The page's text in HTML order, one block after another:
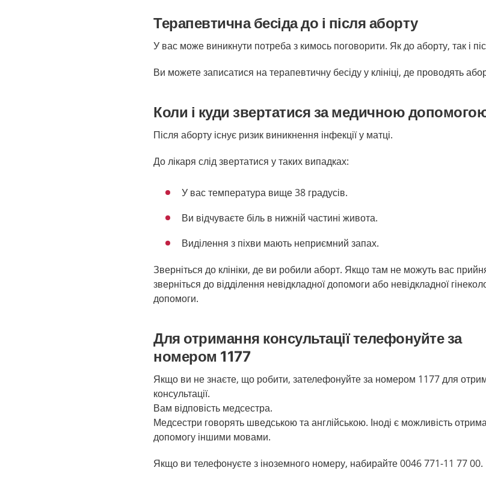
Терапевтична бесіда до і після аборту
У вас може виникнути потреба з кимось поговорити. Як до аборту, так і
Ви можете записатися на терапевтичну бесіду у клініці, де проводять
Коли і куди звертатися за медичною
Після аборту існує ризик виникнення інфекції у матці.
До лікаря слід звертатися у таких випадках:
У вас температура вище 38 градусів.
Ви відчуваєте біль в нижній частині живота.
Виділення з піхви мають неприємний запах.
Зверніться до клініки, де ви робили аборт. Якщо там не можуть вас
зверніться до відділення невідкладної допомоги або невідкладної
допомоги.
Для отримання консультації телефонуйте за
номером 1177
Якщо ви не знаєте, що робити, зателефонуйте за номером 1177 для
консультації.
Вам відповість медсестра.
Медсестри говорять шведською та англійською. Іноді є можливість
допомогу іншими мовами.
Якщо ви телефонуєте з іноземного номеру, набирайте 0046 771-11 77 00.